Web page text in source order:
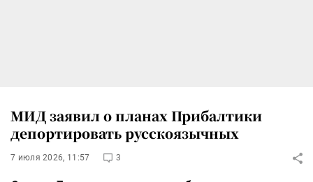
МИД заявил о планах Прибалтики
депортировать русскоязычных
7 июля 2026, 11:57 3